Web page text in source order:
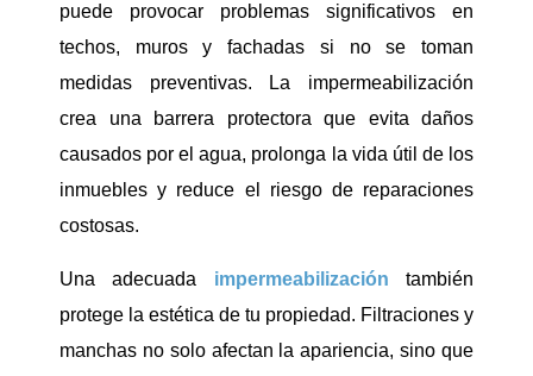
puede provocar problemas significativos en
techos, muros y fachadas si no se toman
medidas preventivas. La impermeabilización
crea una barrera protectora que evita daños
causados por el agua, prolonga la vida útil de los
inmuebles y reduce el riesgo de reparaciones
costosas.
Una adecuada impermeabilización también
protege la estética de tu propiedad. Filtraciones y
manchas no solo afectan la apariencia, sino que